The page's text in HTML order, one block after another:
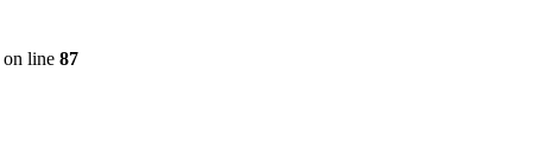
on line 87